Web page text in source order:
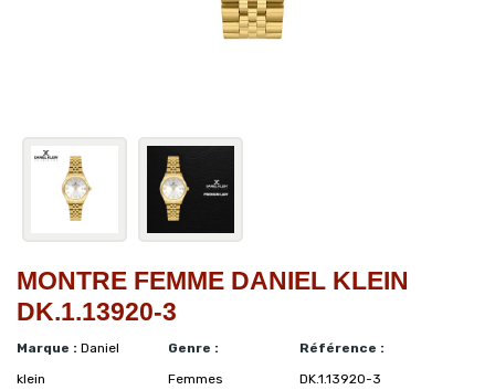
MONTRE FEMME DANIEL KLEIN
DK.1.13920-3
Marque : Daniel
klein
Genre :
Femmes
Référence :
DK.1.13920-3